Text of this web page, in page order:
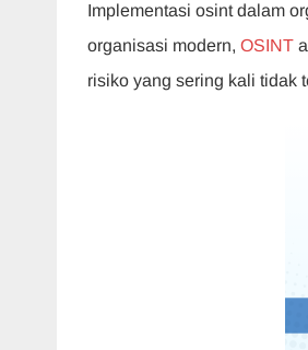
c
e
b
at
s
A
tt
er
k
e
dI
Implementasi osint dalam
organisasi modern, OSINT
risiko yang sering kali tidak